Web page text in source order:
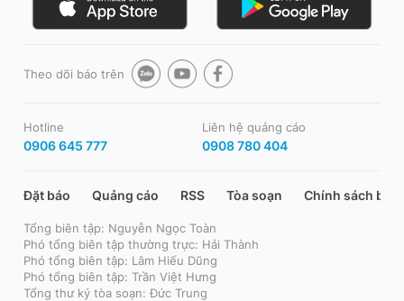
Theo dõi báo trên
Hotline
0906 645 777
Liên hệ quảng cáo
0908 780 404
Đặt báo Quảng cáo RSS Tòa soạn Chính sách bảo
Tổng biên tập: Nguyễn Ngọc Toàn
Phó tổng biên tập thường trực: Hải Thành
Phó tổng biên tập: Lâm Hiếu Dũng
Phó tổng biên tập: Trần Việt Hưng
Tổng thư ký tòa soạn: Đức Trung